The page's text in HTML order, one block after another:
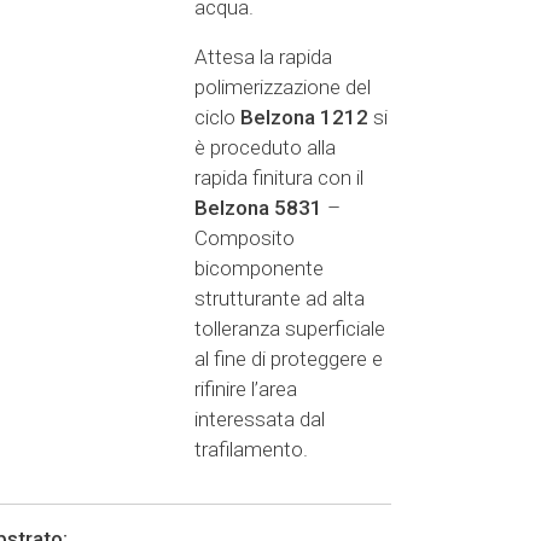
acqua.
Attesa la rapida
polimerizzazione del
ciclo Belzona 1212si
è proceduto alla
rapida finitura con il
Belzona 5831 –
Composito
bicomponente
strutturante ad alta
tolleranza superficiale
al fine di proteggere e
rifinire l’area
interessata dal
trafilamento.